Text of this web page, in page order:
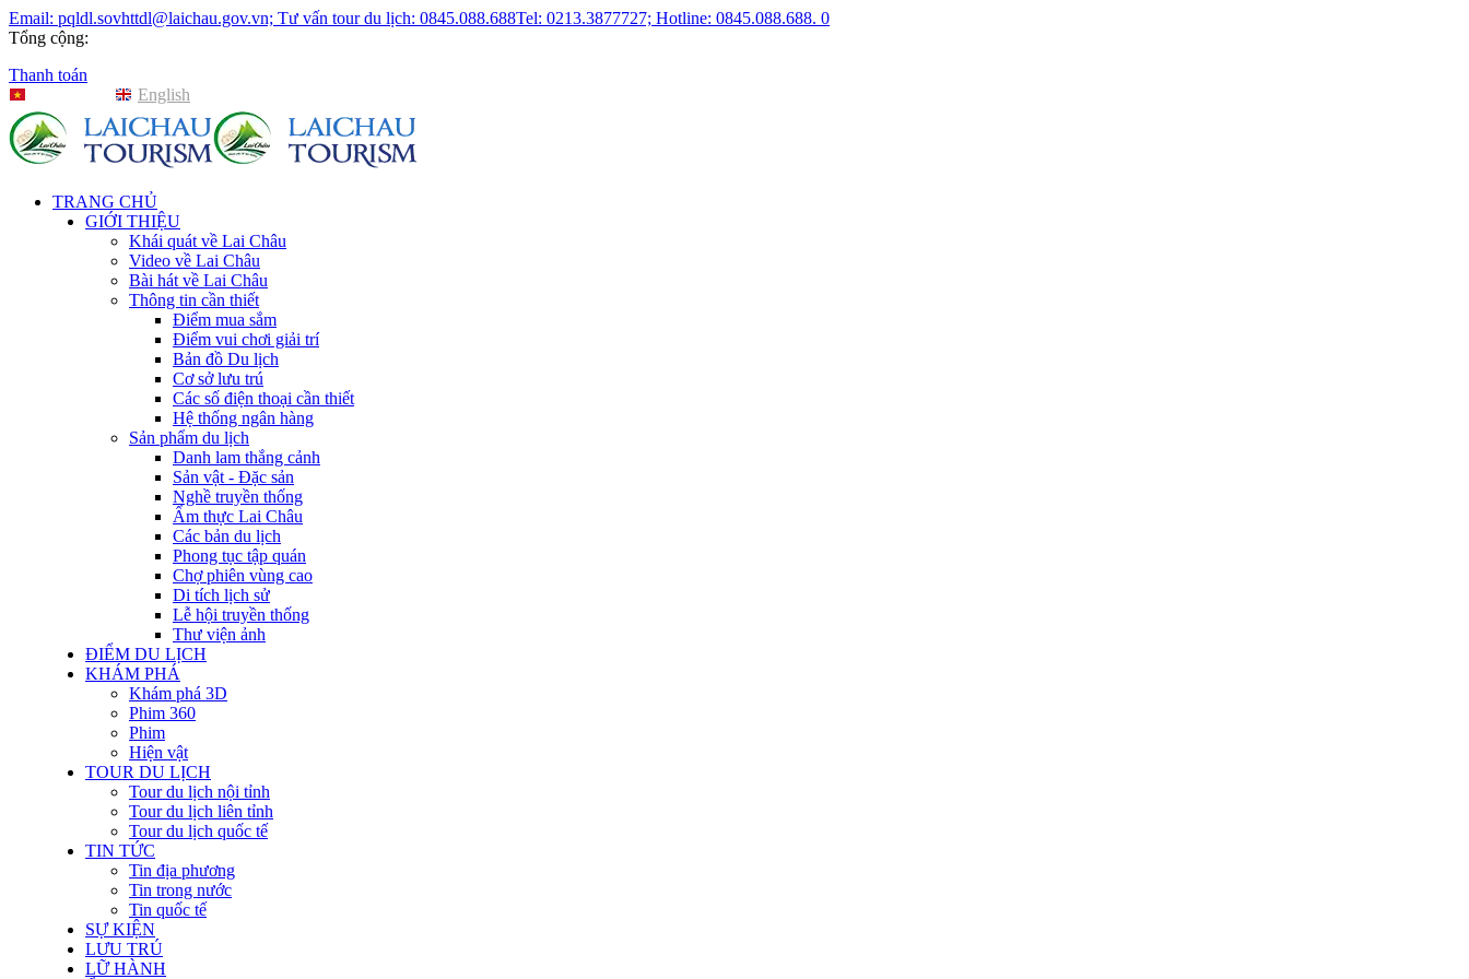
Email: pqldl.sovhttdl@laichau.gov.vn; Tư vấn tour du lịch: 0845.088.688Tel: 0213.3877727; Hotline: 0845.088.688. 0
Tổng cộng:
Thanh toán
English
TRANG CHỦ
GIỚI THIỆU
Khái quát về Lai Châu
Video về Lai Châu
Bài hát về Lai Châu
Thông tin cần thiết
Điểm mua sắm
Điểm vui chơi giải trí
Bản đồ Du lịch
Cơ sở lưu trú
Các số điện thoại cần thiết
Hệ thống ngân hàng
Sản phẩm du lịch
Danh lam thắng cảnh
Sản vật - Đặc sản
Nghề truyền thống
Ẩm thực Lai Châu
Các bản du lịch
Phong tục tập quán
Chợ phiên vùng cao
Di tích lịch sử
Lễ hội truyền thống
Thư viện ảnh
ĐIỂM DU LỊCH
KHÁM PHÁ
Khám phá 3D
Phim 360
Phim
Hiện vật
TOUR DU LỊCH
Tour du lịch nội tỉnh
Tour du lịch liên tỉnh
Tour du lịch quốc tế
TIN TỨC
Tin địa phương
Tin trong nước
Tin quốc tế
SỰ KIỆN
LƯU TRÚ
LỮ HÀNH